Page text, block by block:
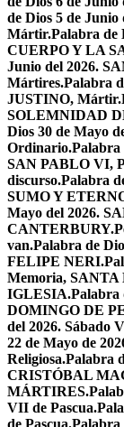
de Dios 5 de
Mártir.Palabra de
CUERPO Y LA
Junio del 2026.
Mártires.Palabra
JUSTINO, Mártir.
SOLEMNIDAD
Dios 30 de Mayo
Ordinario.Palabra
SAN PABLO VI,
discurso.Palabra
SUMO Y
Mayo del 2026.
CANTERBURY.
van.Palabra de
FELIPE NERI.
Memoria,
IGLESIA.Palabra
DOMINGO DE
del 2026. Sábado
22 de Mayo de
Religiosa.Palabra
CRISTÓBAL
MÁRTIRES.
VII de Pascua.